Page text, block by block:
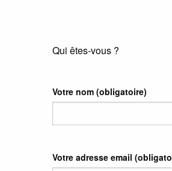
Qui êtes-vous ?
Votre nom (obligatoire)
Votre adresse email